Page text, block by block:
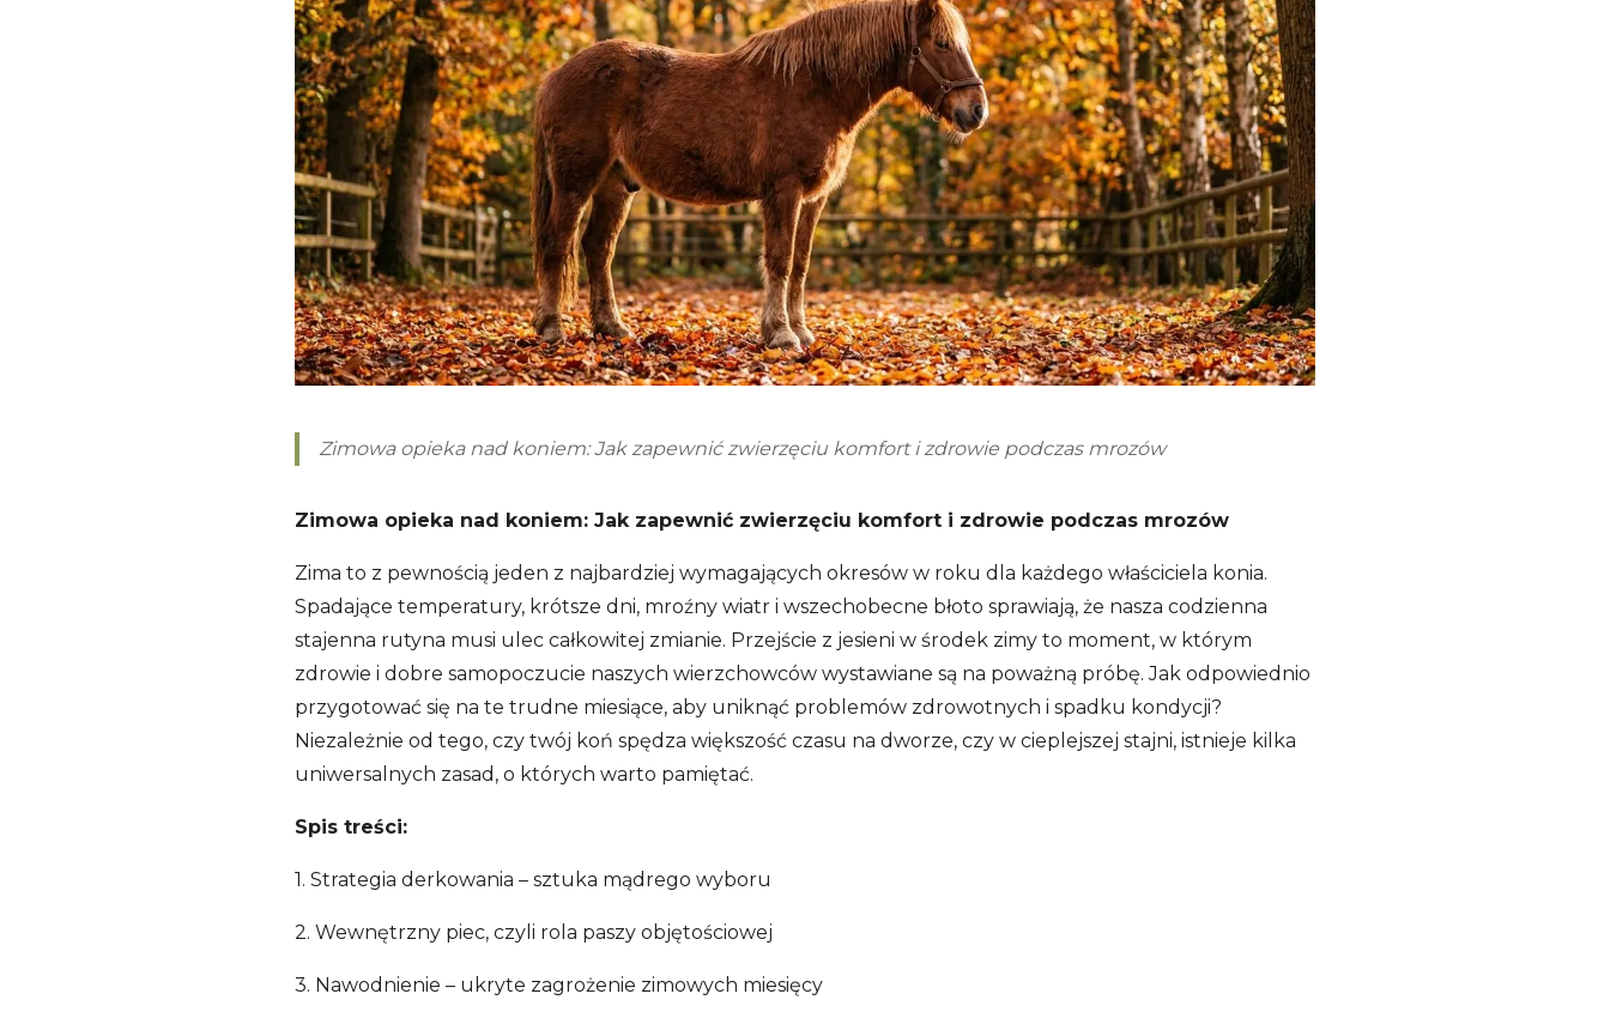
Zimowa opieka nad koniem: Jak zapewnić zwierzęciu komfort i zdrowie podczas mrozów
Zimowa opieka nad koniem: Jak zapewnić zwierzęciu komfort i zdrowie podczas mrozów
Zima to z pewnością jeden z najbardziej wymagających okresów w roku dla każdego właściciela konia.
Spadające temperatury, krótsze dni, mroźny wiatr i wszechobecne błoto sprawiają, że nasza codzienna
stajenna rutyna musi ulec całkowitej zmianie. Przejście z jesieni w środek zimy to moment, w którym
zdrowie i dobre samopoczucie naszych wierzchowców wystawiane są na poważną próbę. Jak odpowiednio
przygotować się na te trudne miesiące, aby uniknąć problemów zdrowotnych i spadku kondycji?
Niezależnie od tego, czy twój koń spędza większość czasu na dworze, czy w cieplejszej stajni, istnieje kilka
uniwersalnych zasad, o których warto pamiętać.
Spis treści:
1. Strategia derkowania – sztuka mądrego wyboru
2. Wewnętrzny piec, czyli rola paszy objętościowej
3. Nawodnienie – ukryte zagrożenie zimowych miesięcy